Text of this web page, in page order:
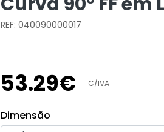
REF: 040090000017
53.29€ C/IVA
Dimensão